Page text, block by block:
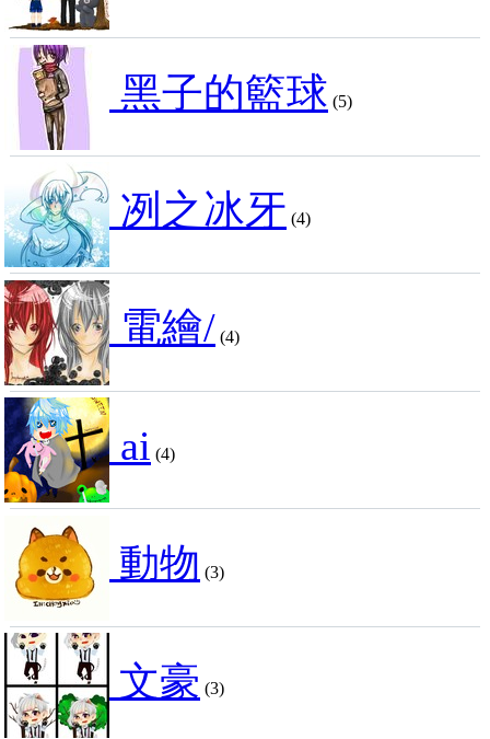
黑子的籃球 (5)
冽之冰牙 (4)
電繪/ (4)
ai (4)
動物 (3)
文豪 (3)